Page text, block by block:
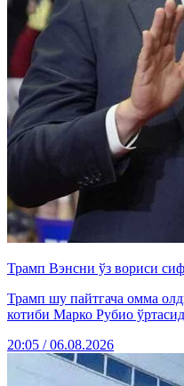
Трамп Вэнсни ўз вориси
Трамп шу пайтгача омма
котиби Марко Рубио
20:05 / 06.08.2026